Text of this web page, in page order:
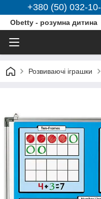
+380 (50) 032-
Obetty - розумна дитина
Розвиваючі іграшки